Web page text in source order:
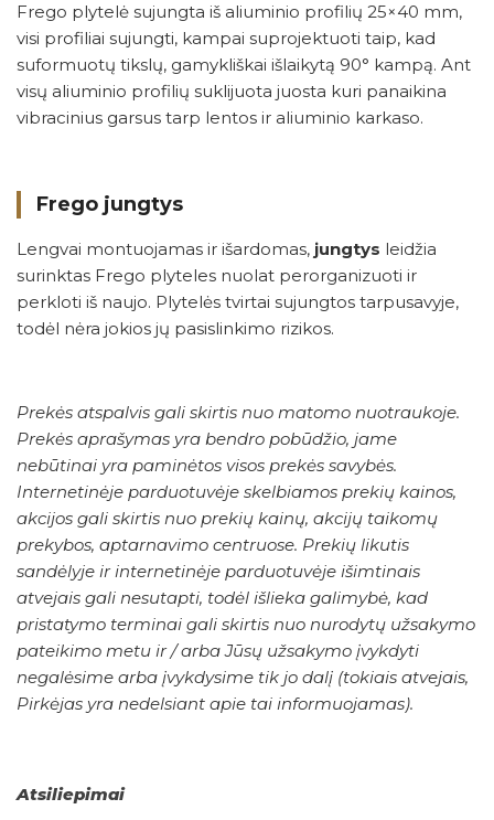
Frego plytelė sujungta iš aliuminio profilių 25×40 mm,
visi profiliai sujungti, kampai suprojektuoti taip, kad
suformuotų tikslų, gamykliškai išlaikytą 90° kampą. Ant
visų aliuminio profilių suklijuota juosta kuri panaikina
vibracinius garsus tarp lentos ir aliuminio karkaso.
Frego jungtys
Lengvai montuojamas ir išardomas, jungtys leidžia
surinktas Frego plyteles nuolat perorganizuoti ir
perkloti iš naujo. Plytelės tvirtai sujungtos tarpusavyje,
todėl nėra jokios jų pasislinkimo rizikos.
Prekės atspalvis gali skirtis nuo matomo nuotraukoje.
Prekės aprašymas yra bendro pobūdžio, jame
nebūtinai yra paminėtos visos prekės savybės.
Internetinėje parduotuvėje skelbiamos prekių kainos,
akcijos gali skirtis nuo prekių kainų, akcijų taikomų
prekybos, aptarnavimo centruose. Prekių likutis
sandėlyje ir internetinėje parduotuvėje išimtinais
atvejais gali nesutapti, todėl išlieka galimybė, kad
pristatymo terminai gali skirtis nuo nurodytų užsakymo
pateikimo metu ir / arba Jūsų užsakymo įvykdyti
negalėsime arba įvykdysime tik jo dalį (tokiais atvejais,
Pirkėjas yra nedelsiant apie tai informuojamas).
Atsiliepimai